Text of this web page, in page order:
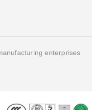
enterprises